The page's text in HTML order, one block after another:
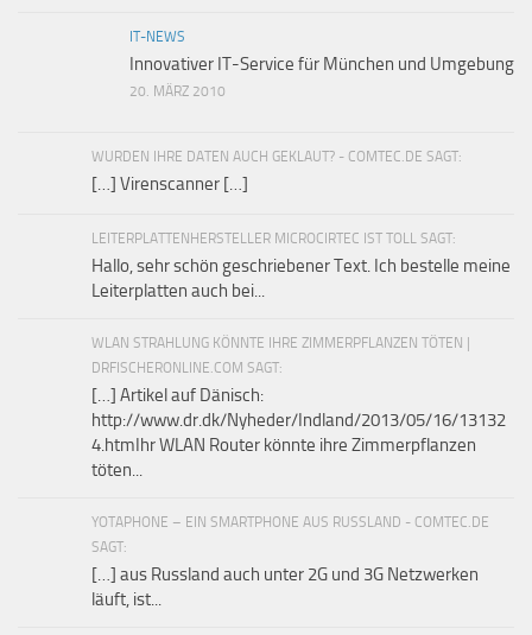
IT-NEWS
Innovativer IT-Service für München und Umgebung
20. MÄRZ 2010
WURDEN IHRE DATEN AUCH GEKLAUT? - COMTEC.DE SAGT:
[…] Virenscanner […]
LEITERPLATTENHERSTELLER MICROCIRTEC IST TOLL SAGT:
Hallo, sehr schön geschriebener Text. Ich bestelle meine
Leiterplatten auch bei...
WLAN STRAHLUNG KÖNNTE IHRE ZIMMERPFLANZEN TÖTEN |
DRFISCHERONLINE.COM SAGT:
[…] Artikel auf Dänisch:
http://www.dr.dk/Nyheder/Indland/2013/05/16/13132
4.htmIhr WLAN Router könnte ihre Zimmerpflanzen
töten...
YOTAPHONE – EIN SMARTPHONE AUS RUSSLAND - COMTEC.DE
SAGT:
[…] aus Russland auch unter 2G und 3G Netzwerken
läuft, ist...